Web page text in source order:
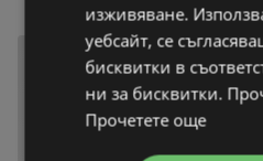
изживяване.
уебсайт, се
бисквитки в
ни за бисквитки.
Прочетете още